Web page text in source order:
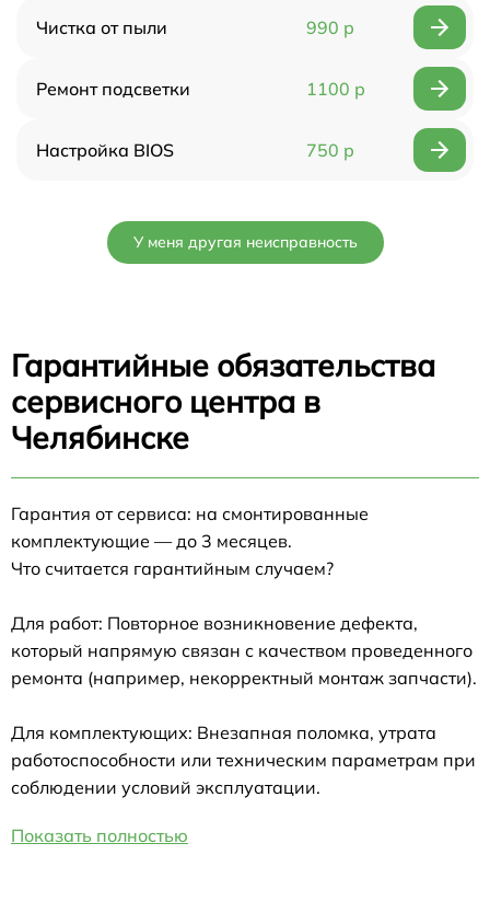
Чистка от пыли 990 р
Ремонт подсветки 1100 р
Настройка BIOS 750 р
У меня другая неисправность
Гарантийные обязательства
сервисного центра в
Челябинске
Гарантия от сервиса: на смонтированные
комплектующие — до 3 месяцев.
Что считается гарантийным случаем?
Для работ: Повторное возникновение дефекта,
который напрямую связан с качеством проведенного
ремонта (например, некорректный монтаж запчасти).
Для комплектующих: Внезапная поломка, утрата
работоспособности или техническим параметрам при
соблюдении условий эксплуатации.
Показать полностью